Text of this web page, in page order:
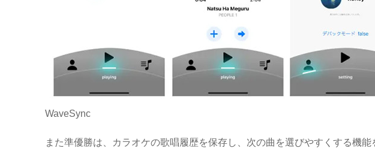
WaveSync
また準優勝は、カラオケの歌唱履歴を保存し、次の曲を選びやすくする機